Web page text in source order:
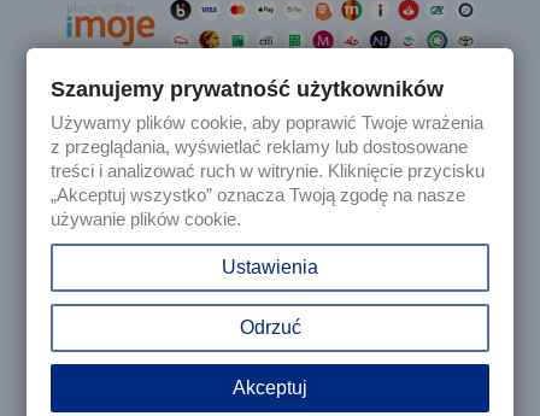
Produkty 
Nasza firma 
© 2025 - Sklep internetowy Tomczesci.pl. Wszelkie prawa
Szanujemy prywatność użytkowników
Używamy plików cookie, aby poprawić Twoje wrażenia
z przeglądania, wyświetlać reklamy lub dostosowane
treści i analizować ruch w witrynie. Kliknięcie przycisku
„Akceptuj wszystko” oznacza Twoją zgodę na nasze
używanie plików cookie.
Ustawienia
Odrzuć
Akceptuj